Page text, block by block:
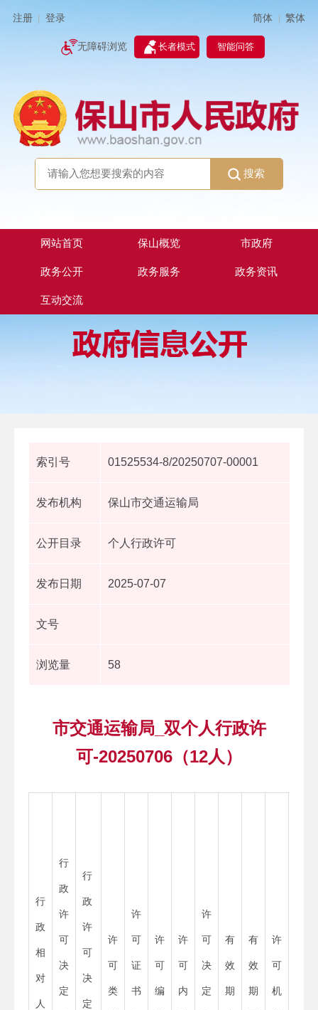
注册 登录 简体 | 繁体
无障碍浏览 长者模式 智能问答
搜索
网站首页 保山概览 市政府
政务公开 政务服务 政务资讯
互动交流
索引号 01525534-8/20250707-00001
发布机构 保山市交通运输局
公开目录 个人行政许可
发布日期 2025-07-07
文号
浏览量 58
市交通运输局_双个人行政许
可-20250706（12人）
行
政
相
对
人
行
政
许
可
决
定
行
政
许
可
决
定
许
可
类
许
可
证
书
许
可
编
许
可
内
许
可
决
定
有
效
期
有
效
期
许
可
机